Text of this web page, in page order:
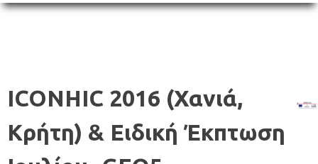
3dr
ICONHIC 2016 (Χανιά,
Κρήτη) & Ειδική Έκπτωση